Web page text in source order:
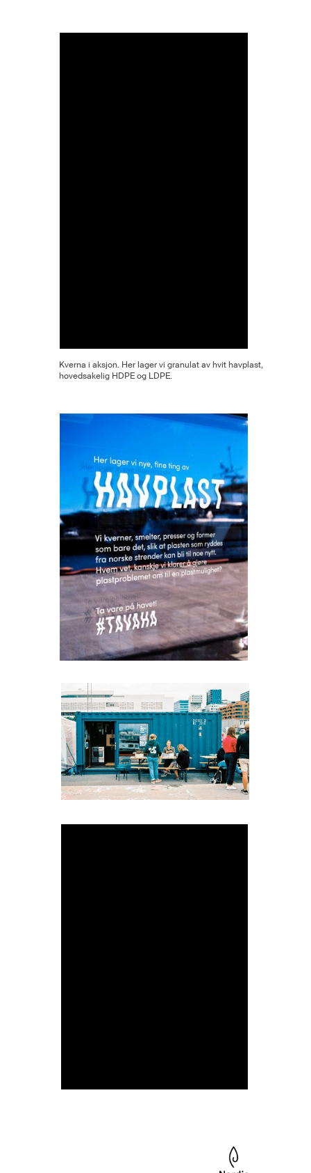
Kverna i aksjon. Her lager vi granulat av hvit havplast,
hovedsakelig HDPE og LDPE.